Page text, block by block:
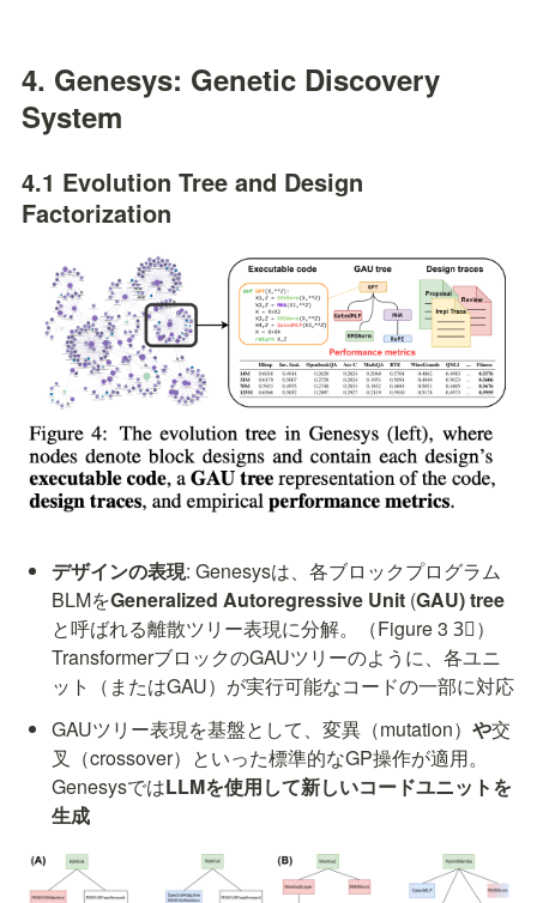
4. Genesys: Genetic Discovery
System
4.1 Evolution Tree and Design
Factorization
デザインの表現: Genesysは、各ブロックプログラム
BLMをGeneralized Autoregressive Unit (GAU) tree
と呼ばれる離散ツリー表現に分解。（Figure 3 3⃝）
TransformerブロックのGAUツリーのように、各ユニ
ット（またはGAU）が実行可能なコードの一部に対応
GAUツリー表現を基盤として、変異（mutation）や交
叉（crossover）といった標準的なGP操作が適用。
GenesysではLLMを使用して新しいコードユニットを
生成